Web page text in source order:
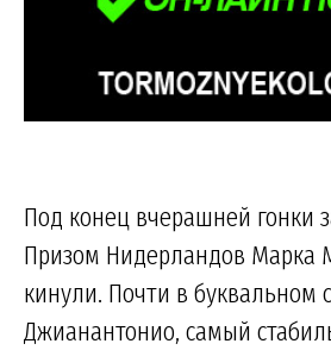
Под конец вчерашней гонки
Призом Нидерландов Марка
кинули. Почти в буквальном
Джианантонио, самый